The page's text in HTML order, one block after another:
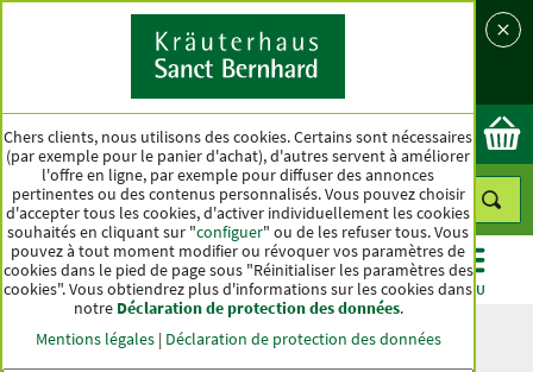
Pays
Ok
CATÉGORIES OFFRES BEST-SELLER MENU
Chers clients, nous utilisons des cookies. Certains sont nécessaires
(par exemple pour le panier d'achat), d'autres servent à améliorer
l'offre en ligne, par exemple pour diffuser des annonces
pertinentes ou des contenus personnalisés. Vous pouvez choisir
d'accepter tous les cookies, d'activer individuellement les cookies
souhaités en cliquant sur "configuer" ou de les refuser tous. Vous
pouvez à tout moment modifier ou révoquer vos paramètres de
cookies dans le pied de page sous "Réinitialiser les paramètres des
cookies". Vous obtiendrez plus d'informations sur les cookies dans
notre Déclaration de protection des données.
Mentions légales| Déclaration de protection des données